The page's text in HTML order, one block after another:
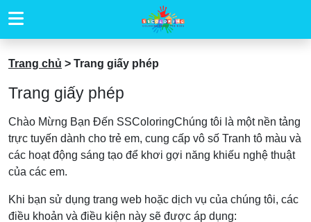
Trang chủ > Trang giấy phép
Trang giấy phép
Chào Mừng Bạn Đến SSColoringChúng tôi là một nền tảng
trực tuyến dành cho trẻ em, cung cấp vô số Tranh tô màu và
các hoạt động sáng tạo để khơi gợi năng khiếu nghệ thuật
của các em.
Khi bạn sử dụng trang web hoặc dịch vụ của chúng tôi, các
điều khoản và điều kiện này sẽ được áp dụng: